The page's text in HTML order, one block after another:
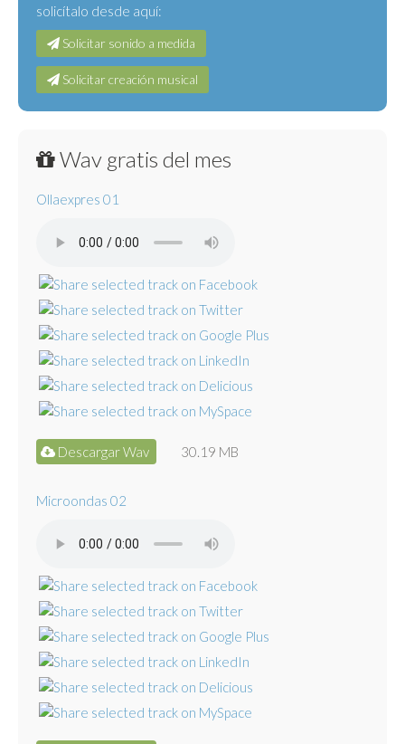
solicítalo desde aquí:
Solicitar sonido a medida
Solicitar creación musical
Wav gratis del mes
Ollaexpres 01
Descargar Wav 30.19 MB
Microondas 02